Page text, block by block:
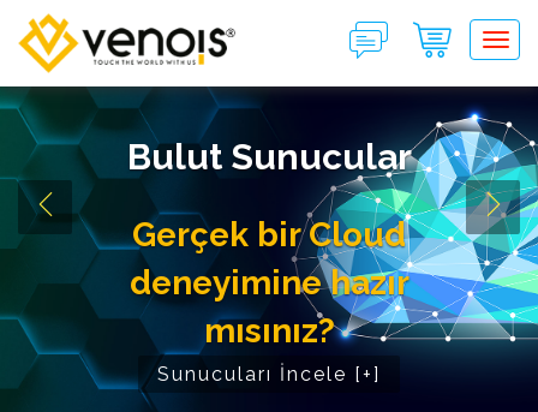
Bulut Sunucular
Gerçek bir Cloud
deneyimine hazır
mısınız?
Sunucuları İncele [+]